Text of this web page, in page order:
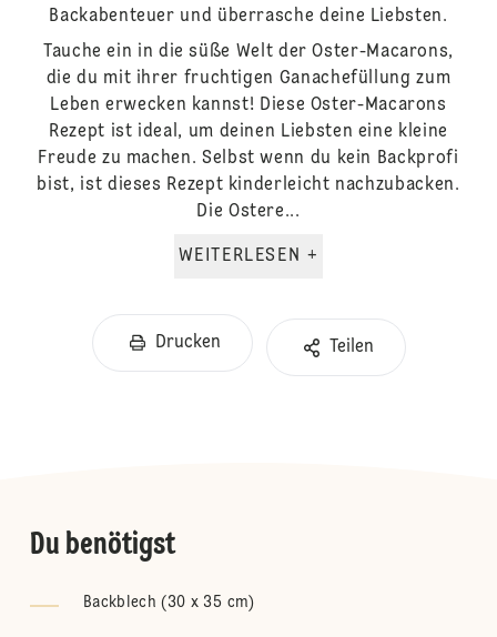
Backabenteuer und überrasche deine Liebsten.
Tauche ein in die süße Welt der Oster-Macarons,
die du mit ihrer fruchtigen Ganachefüllung zum
Leben erwecken kannst! Diese Oster-Macarons
Rezept ist ideal, um deinen Liebsten eine kleine
Freude zu machen. Selbst wenn du kein Backprofi
bist, ist dieses Rezept kinderleicht nachzubacken.
Die Ostere...
WEITERLESEN +
Drucken Teilen
Du benötigst
Backblech (30 x 35 cm)